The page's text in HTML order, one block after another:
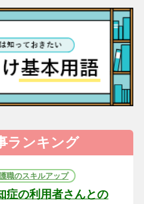
ランキング
職のスキルアップ
症の利用者さんとの